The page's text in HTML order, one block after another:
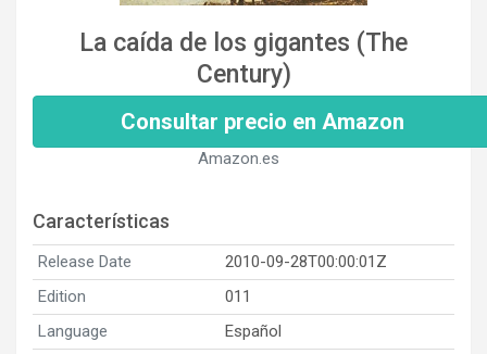
La caída de los gigantes (The
Century)
Consultar precio en Amazon
Amazon.es
Características
Release Date
2010-09-28T00:00:01Z
Edition
011
Language
Español